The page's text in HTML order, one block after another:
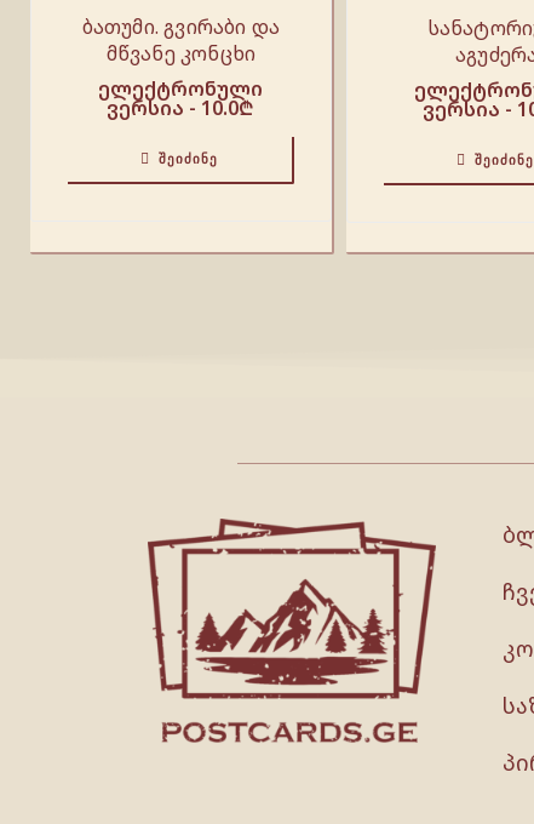
ბათუმი. გვირაბი და
მწვანე კონცხი
ელექტრონული
ვერსია - 10.0₾
ᲨᲔᲘᲫᲘᲜᲔ
ვერსია -
ᲨᲔᲘᲫᲘᲜᲔ